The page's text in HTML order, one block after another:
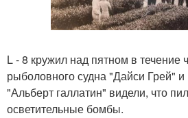
L - 8 кружил над пятном в течение
рыболовного судна "Дайси Грей" и
"Альберт галлатин" видели, что
осветительные бомбы.